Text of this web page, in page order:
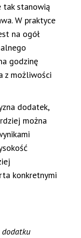
tak stanowią
W praktyce
na ogół
godzinę
z możliwości
dodatek,
można
konkretnymi
dodatku